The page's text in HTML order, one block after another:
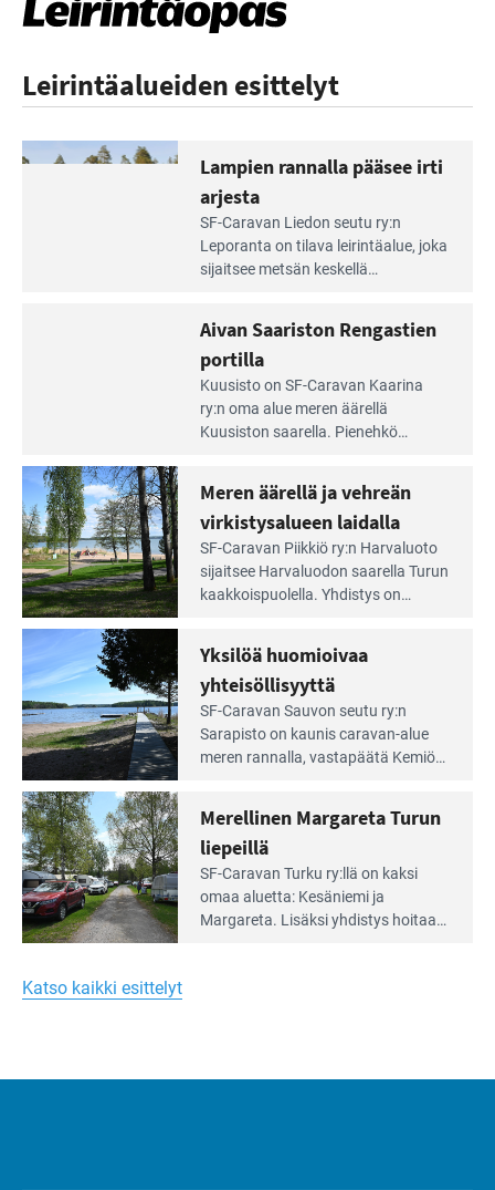
Leirintäalueiden esittelyt
Lampien rannalla pääsee irti
arjesta
SF-Caravan Liedon seutu ry:n
Leporanta on tilava leirintäalue, joka
sijaitsee metsän kes­kellä
tarjoaa ympäris­töineen kauniit
maisemat ja loistavat virkistäytymis­
mahdollisuudet.
Saariston
Rengastien
portilla
Aivan Saariston Rengastien
portilla
Kuusisto on SF-Caravan Kaarina
ry:n oma alue meren äärellä
Kuusiston saarella. Pie­nehkö
Lue
Leirintäoppaan
artikkeli:
Meren
äärellä
ja
vehreän
virkistysalueen
laidalla
Meren äärellä ja vehreän
virkistysalueen laidalla
SF-Caravan Piikkiö ry:n Harvaluoto
sijait­see Harvaluodon saarella Turun
kaakkois­puolella. Yhdistys on
virkistysalueesta.
Lue
Leirintäoppaan
artikkeli:
Yksilöä
huomioivaa
yhteisöllisyyttä
Yksilöä huomioivaa
yhteisöllisyyttä
SF-Caravan Sauvon seutu ry:n
Sarapisto on kaunis caravan-alue
meren rannalla, vasta­päätä Kemiön
kymmenen paikkaa ilman sähköä.
Lue
Leirintäoppaan
artikkeli:
Merellinen
Turun
liepeillä
Merellinen Margareta Turun
liepeillä
SF-Caravan Turku ry:llä on kaksi
omaa aluet­ta: Kesäniemi ja
Margareta. Lisäksi yhdis­tys hoitaa
Katso kaikki esittelyt